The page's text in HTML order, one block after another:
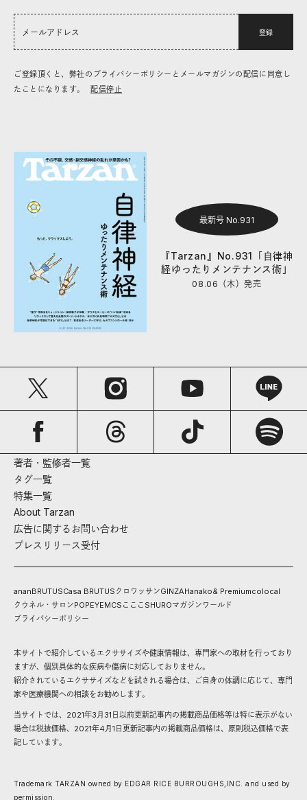
登録
ご登録頂くと、弊社のプライバシーポリシーとメールマガジンの配信に同意し
たことになります。
配信停止
最新号 No.931
『Tarzan』No.931「自律神
経ゆったりメンテナンス術」
08.06（木）発売
著者・監修者一覧
タグ一覧
特集一覧
About Tarzan
広告に関するお問い合わせ
プレスリリース受付
ananBRUTUSCasa BRUTUS クロワッサンGINZAHanako& Premiumcolocal
クウネル・サロンPOPEYEMCS こここ SHUROマガジンワールド
プライバシーポリシー
本サイトで紹介しているエクササイズや健康情報は、専門家への取材を行っており
ますが、個別具体的な疾病や傷病に対応しておりません。
紹介されているエクササイズなどを試される場合は、ご自身の体調に応じて、専門
家や医療機関への相談をお勧めします。
当サイトでは、2021年3月31日以前更新記事内の掲載商品価格等は特に表示がない
場合は税抜価格、2021年4月1日更新記事内の掲載商品価格は、原則税込価格で表
記しています。
Trademark TARZAN owned by EDGAR RICE BURROUGHS,INC. and used by
permission.